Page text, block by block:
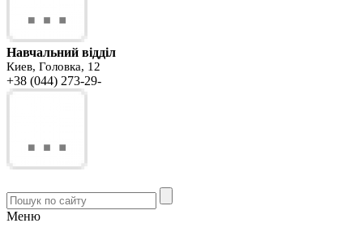
Навчальний відділ
Киев, Головка, 12
+38 (044) 273-29-
Меню